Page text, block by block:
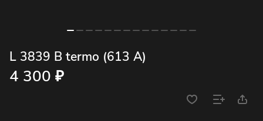
L 3839 B termo (613 A)
4 300 ₽